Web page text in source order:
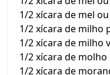
1/2 xícara de mel
1/2 xícara de milho
1/2 xícara de milho
1/2 xícara de
1/2 xícara de